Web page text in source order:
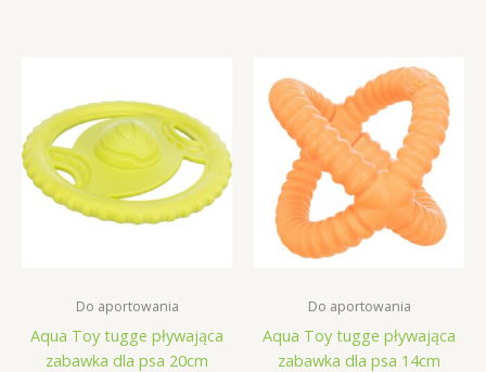
Do aportowania
Aqua Toy tugge pływająca
zabawka dla psa 20cm
Do aportowania
Aqua Toy tugge pływająca
zabawka dla psa 14cm